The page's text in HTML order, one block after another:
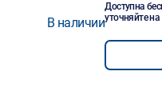
В наличии
Доступна
уточняйте